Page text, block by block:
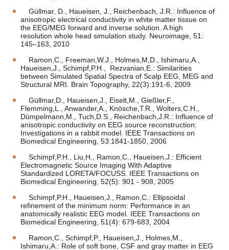
Güllmar, D., Haueisen, J., Reichenbach, J.R.: Influence of
anisotropic electrical conductivity in white matter tissue on
the EEG/MEG forward and inverse solution. A high
resolution whole head simulation study. Neuroimage, 51:
145–163, 2010
Ramon,C., Freeman,W.J., Holmes,M,D., Ishimaru,A.,
Haueisen,J., Schimpf,P.H., Rezvanian,E.: Similarities
between Simulated Spatial Spectra of Scalp EEG, MEG and
Structural MRI. Brain Topography, 22(3):191-6, 2009
Güllmar,D., Haueisen,J., Eiselt,M., Gießler,F.,
Flemming,L., Anwander,A., Knösche,T.R., Wolters,C.H.,
Dümpelmann,M., Tuch,D.S., Reichenbach,J.R.: Influence of
anisotropic conductivity on EEG source reconstruction:
Investigations in a rabbit model. IEEE Transactions on
Biomedical Engineering, 53:1841-1850, 2006
Schimpf,P.H., Liu,H., Ramon,C., Haueisen,J.: Efficient
Electromagnetic Source Imaging With Adaptive
Standardized LORETA/FOCUSS. IEEE Transactions on
Biomedical Engineering, 52(5): 901 - 908, 2005
Schimpf,P.H., Haueisen,J., Ramon,C.: Ellipsoidal
refinement of the minimum norm: Performance in an
anatomically realistic EEG model. IEEE Transactions on
Biomedical Engineering, 51(4): 679-683, 2004
Ramon,C., Schimpf,P., Haueisen,J., Holmes,M.,
Ishimaru,A.: Role of soft bone, CSF and gray matter in EEG